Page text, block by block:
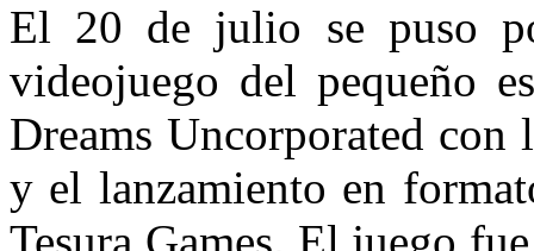
El 20 de julio se puso
videojuego del pequeño
Dreams Uncorporated con
y el lanzamiento en